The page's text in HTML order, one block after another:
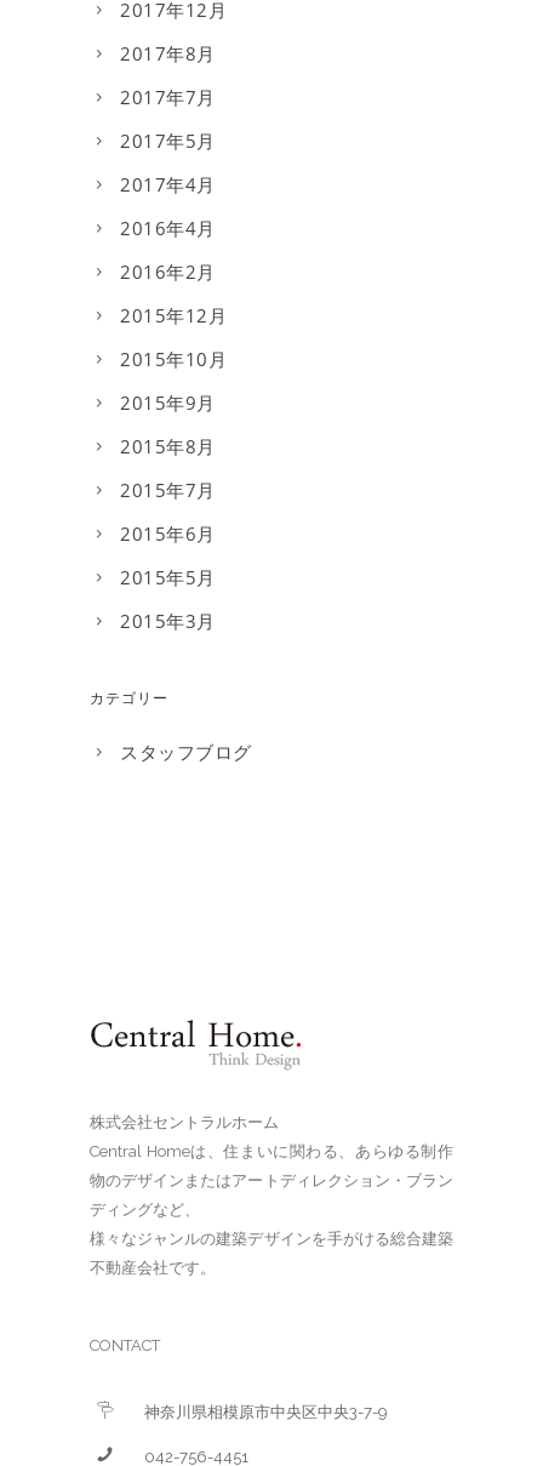
2017年12月
2017年8月
2017年7月
2017年5月
2017年4月
2016年4月
2016年2月
2015年12月
2015年10月
2015年9月
2015年8月
2015年7月
2015年6月
2015年5月
2015年3月
カテゴリー
スタッフブログ
株式会社セントラルホーム
Central Homeは、住まいに関わる、あらゆる制作
物のデザインまたはアートディレクション・ブラン
ディングなど、
様々なジャンルの建築デザインを手がける総合建築
不動産会社です。
CONTACT
神奈川県相模原市中央区中央3-7-9
042-756-4451